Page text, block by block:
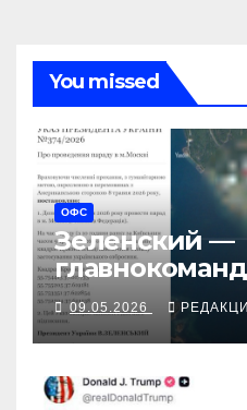
You missed
ОФС
Зеленский —
Красной
09.05.2026